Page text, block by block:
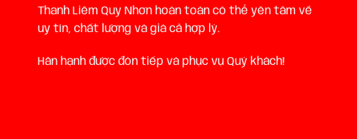
Thanh Liêm Quy Nhơn hoàn toàn có thể yên tâm về
uy tín, chất lượng và giá cả hợp lý.
Hân hạnh được đón tiếp và phục vụ Quý khách!